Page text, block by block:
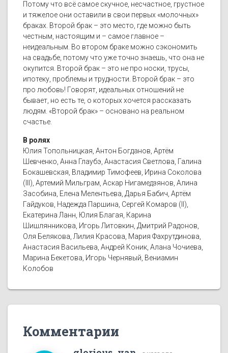
Потому что всё самое скучное, несчастное, грустное
и тяжелое они оставили в свои первых «молочных»
браках. Второй брак – это место, где можно быть
честным, настоящим и – самое главное –
неидеальным. Во втором браке можно сэкономить
на свадьбе, потому что уже точно знаешь, что она не
окупится. Второй брак – это не про носки, трусы,
ипотеку, проблемы и трудности. Второй брак – это
про любовь! Говорят, идеальных отношений не
бывает, но есть те, о которых хочется рассказать
людям. «Второй брак» – основано на реальном
счастье.
В ролях
Юлия Топольницкая, Антон Богданов, Артём
Шевченко, Анна Глаубэ, Анастасия Светлова, Галина
Бокашевская, Владимир Тимофеев, Ирина Соколова
(III), Артемий Мильграм, Аскар Нигамедзянов, Алина
Засобина, Елена Мелентьева, Дарья Бабич, Артём
Гайдуков, Надежда Паршина, Сергей Комаров (II),
Екатерина Ланн, Юлия Благая, Карина
Шишлянникова, Игорь Литовкин, Дмитрий Радонов,
Оля Белякова, Лилия Красова, Мария Фахрутдинова,
Анастасия Васильева, Андрей Коник, Алана Чочиева,
Марина Бекетова, Игорь Чернявый, Вениамин
Колобов
Комментарии